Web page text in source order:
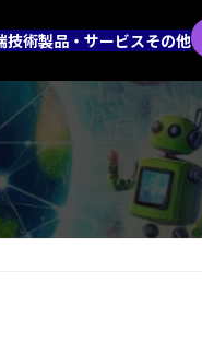
技術製品・サービスその他